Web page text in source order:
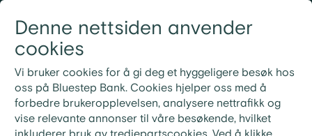
Denne nettsiden anvender
cookies
Vi bruker cookies for å gi deg et hyggeligere besøk hos
oss på Bluestep Bank. Cookies hjelper oss med å
forbedre brukeropplevelsen, analysere nettrafikk og
vise relevante annonser til våre besøkende, hvilket
Nye rutiner for ekstrainnbetaling på lån
Ved ekstrainnbetaling på lånet ditt må du bruke
KID-nummeret fra din siste faktura. Ønsker du i
stedet å betale neste måneds innbetaling, skriv «Til
gode + ditt lånenummer» i meldingsfeltet i stedet for